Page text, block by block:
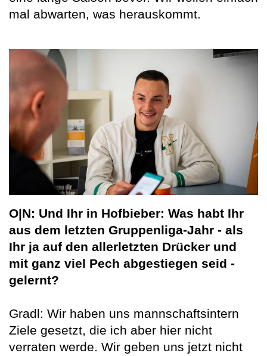
mal abwarten, was herauskommt.
O|N: Und Ihr in Hofbieber: Was habt Ihr
aus dem letzten Gruppenliga-Jahr - als
Ihr ja auf den allerletzten Drücker und
mit ganz viel Pech abgestiegen seid -
gelernt?
Gradl: Wir haben uns mannschaftsintern
Ziele gesetzt, die ich aber hier nicht
verraten werde. Wir geben uns jetzt nicht